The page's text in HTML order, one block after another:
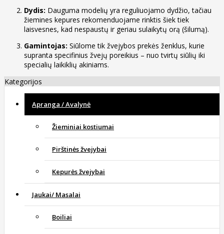
Dydis: Dauguma modelių yra reguliuojamo dydžio, tačiau
žiemines kepures rekomenduojame rinktis šiek tiek
laisvesnes, kad nespaustų ir geriau sulaikytų orą (šilumą).
Gamintojas: Siūlome tik žvejybos prekės ženklus, kurie
supranta specifinius žvejų poreikius – nuo tvirtų siūlių iki
specialių laikiklių akiniams.
Kategorijos
Apranga / Avalynė
Žieminiai kostiumai
Pirštinės žvejybai
Kepurės žvejybai
Jaukai/ Masalai
Boiliai